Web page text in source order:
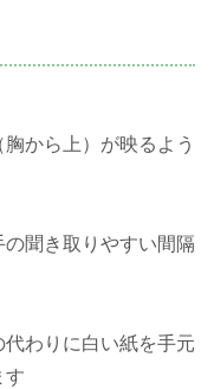
から上）が映るよう
の聞き取りやすい間隔
代わりに白い紙を手元
す